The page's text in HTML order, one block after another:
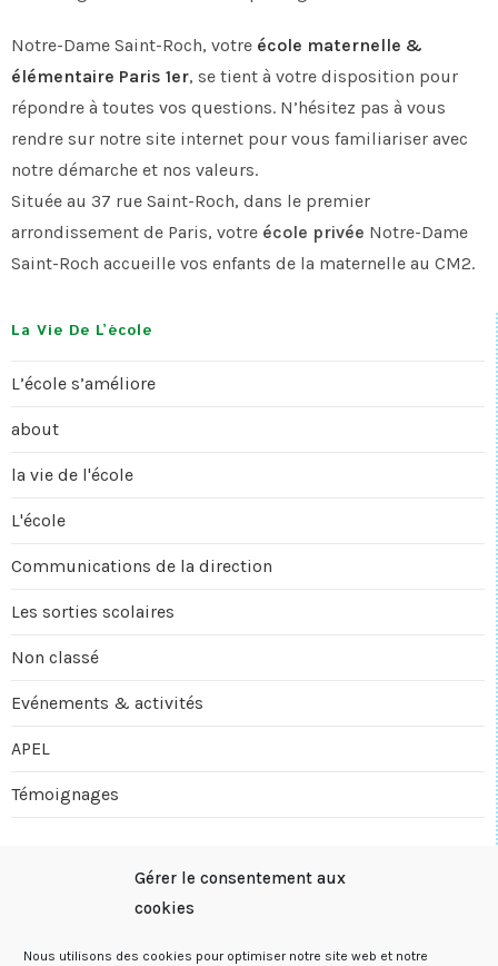
Gérer le consentement aux
cookies
Nous utilisons des cookies pour optimiser notre site web et notre
La Vie De L’école
L’école s’améliore
about
la vie de l'école
L'école
Communications de la direction
Les sorties scolaires
Non classé
Evénements & activités
APEL
Témoignages
Notre-Dame Saint-Roch, votre école maternelle &
élémentaire Paris 1er, se tient à votre disposition pour
répondre à toutes vos questions. N’hésitez pas à vous
rendre sur notre site internet pour vous familiariser avec
notre démarche et nos valeurs.
Située au 37 rue Saint-Roch, dans le premier
arrondissement de Paris, votre école privée Notre-Dame
Saint-Roch accueille vos enfants de la maternelle au CM2.